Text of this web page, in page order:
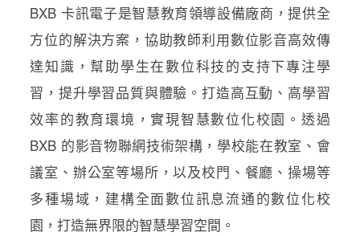
BXB 卡訊電子是智慧教育領導設備廠商，提供全
方位的解決方案，協助教師利用數位影音高效傳
達知識，幫助學生在數位科技的支持下專注學
習，提升學習品質與體驗。打造高互動、高學習
效率的教育環境，實現智慧數位化校園。透過
BXB 的影音物聯網技術架構，學校能在教室、會
議室、辦公室等場所，以及校門、餐廳、操場等
多種場域，建構全面數位訊息流通的數位化校
園，打造無界限的智慧學習空間。